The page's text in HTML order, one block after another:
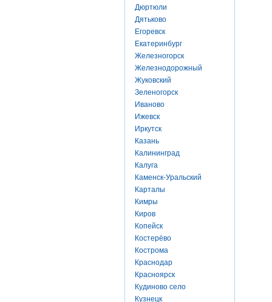
Дюртюли
Дятьково
Егоревск
Екатеринбург
Железногорск
Железнодорожный
Жуковский
Зеленогорск
Иваново
Ижевск
Иркутск
Казань
Калининград
Калуга
Каменск-Уральский
Карталы
Кимры
Киров
Копейск
Костерёво
Кострома
Краснодар
Красноярск
Кудиново село
Кузнецк